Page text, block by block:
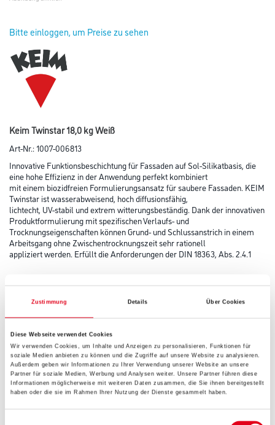
Zustimmung Details Über Cookies
Diese Webseite verwendet Cookies
Wir verwenden Cookies, um Inhalte und Anzeigen zu personalisieren, Funktionen für
soziale Medien anbieten zu können und die Zugriffe auf unsere Website zu analysieren.
Außerdem geben wir Informationen zu Ihrer Verwendung unserer Website an unsere
Partner für soziale Medien, Werbung und Analysen weiter. Unsere Partner führen diese
Informationen möglicherweise mit weiteren Daten zusammen, die Sie ihnen bereitgestellt
haben oder die sie im Rahmen Ihrer Nutzung der Dienste gesammelt haben.
Bitte einloggen, um Preise zu sehen
Keim Twinstar 18,0 kg Weiß
Art-Nr.:1007-006813
Innovative Funktionsbeschichtung für Fassaden auf Sol-Silikatbasis, die
eine hohe Effizienz in der Anwendung perfekt kombiniert
mit einem biozidfreien Formulierungsansatz für saubere Fassaden. KEIM
Twinstar ist wasserabweisend, hoch diffusionsfähig,
lichtecht, UV-stabil und extrem witterungsbeständig. Dank der innovativen
Produktformulierung mit spezifischen Verlaufs- und
Trocknungseigenschaften können Grund- und Schlussanstrich in einem
Arbeitsgang ohne Zwischentrocknungszeit sehr rationell
appliziert werden. Erfüllt die Anforderungen der DIN 18363, Abs. 2.4.1
Gebinde